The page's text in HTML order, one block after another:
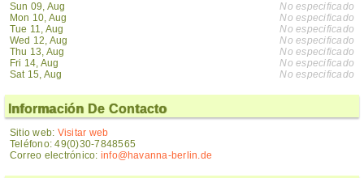
Sun 09, Aug
Mon 10, Aug
Tue 11, Aug
Wed 12, Aug
Thu 13, Aug
Fri 14, Aug
Sat 15, Aug
No especificado
No especificado
No especificado
No especificado
No especificado
No especificado
No especificado
Información De Contacto
Sitio web: Visitar web
Teléfono: 49(0)30-7848565
Correo electrónico: info@havanna-berlin.de